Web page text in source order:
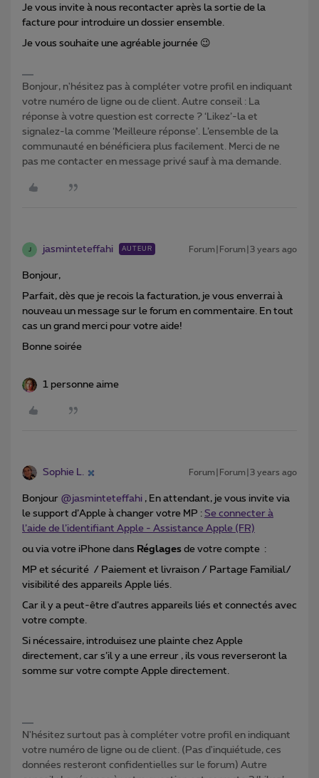
Je vous invite à nous recontacter après la sortie de la
facture pour introduire un dossier ensemble.
Je vous souhaite une agréable journée 😉
Bonjour, n'hésitez pas à compléter votre profil en indiquant
votre numéro de ligne ou de client. Autre conseil : La
réponse à votre question est correcte ? ‘Likez’-la et
signalez-la comme ‘Meilleure réponse’. L’ensemble de la
communauté en bénéficiera plus facilement. Merci de ne
pas me contacter en message privé sauf à ma demande.
jasminteteffahi AUTEUR Forum|Forum|3 years ago
Bonjour,
Parfait, dès que je recois la facturation, je vous enverrai à
nouveau un message sur le forum en commentaire. En tout
cas un grand merci pour votre aide!
Bonne soirée
1 personne aime
Sophie L. Forum|Forum|3 years ago
Bonjour @jasminteteffahi , En attendant, je vous invite via
le support d’Apple à changer votre MP : Se connecter à
l’aide de l’identifiant Apple - Assistance Apple (FR)
ou via votre iPhone dans Réglages de votre compte :
MP et sécurité / Paiement et livraison / Partage Familial/
visibilité des appareils Apple liés.
Car il y a peut-être d’autres appareils liés et connectés avec
votre compte.
Si nécessaire, introduisez une plainte chez Apple
directement, car s’il y a une erreur , ils vous reverseront la
somme sur votre compte Apple directement.
N'hésitez surtout pas à compléter votre profil en indiquant
votre numéro de ligne ou de client. (Pas d'inquiétude, ces
données resteront confidentielles sur le forum) Autre